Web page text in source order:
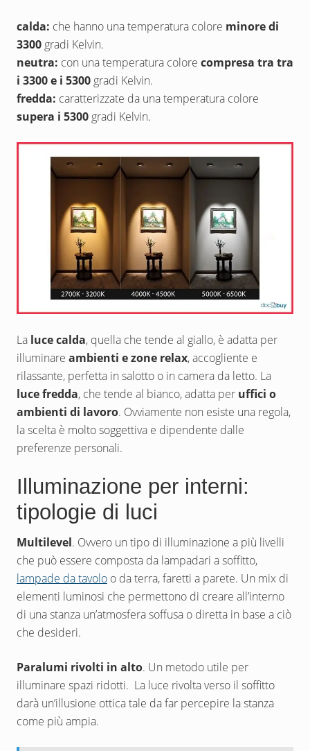
calda: che hanno una temperatura colore minore di
3300 gradi Kelvin.
neutra: con una temperatura colore compresa tra tra
i 3300 e i 5300 gradi Kelvin.
fredda: caratterizzate da una temperatura colore
supera i 5300 gradi Kelvin.
La luce calda, quella che tende al giallo, è adatta per
illuminare ambienti e zone relax, accogliente e
rilassante, perfetta in salotto o in camera da letto. La
luce fredda, che tende al bianco, adatta per uffici o
ambienti di lavoro. Ovviamente non esiste una regola,
la scelta è molto soggettiva e dipendente dalle
preferenze personali.
Illuminazione per interni:
tipologie di luci
Multilevel. Ovvero un tipo di illuminazione a più livelli
che può essere composta da lampadari a soffitto,
lampade da tavolo o da terra, faretti a parete. Un mix di
elementi luminosi che permettono di creare all’interno
di una stanza un’atmosfera soffusa o diretta in base a ciò
che desideri.
Paralumi rivolti in alto. Un metodo utile per
illuminare spazi ridotti. La luce rivolta verso il soffitto
darà un’illusione ottica tale da far percepire la stanza
come più ampia.